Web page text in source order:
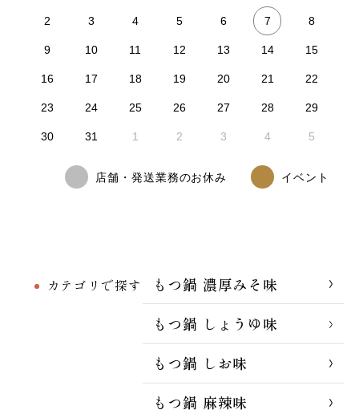
カテゴリで探す
もつ鍋 濃厚みそ味
もつ鍋 しょうゆ味
もつ鍋 しお味
もつ鍋 麻辣味
2 3 4 5 6 7 8
9 10 11 12 13 14 15
16 17 18 19 20 21 22
23 24 25 26 27 28 29
30 31 1 2 3 4 5
店舗・発送業務のお休み イベント